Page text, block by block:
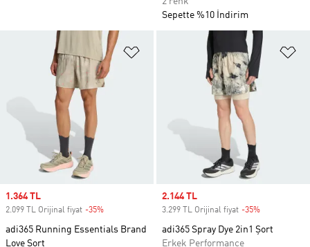
Sepette %10 İndirim
Favori Listesine Ekle
Sale price
1.364 TL
2.099 TL Orijinal fiyat -35%
adi365 Running Essentials Brand
Love Şort
Sale price
2.144 TL
3.299 TL Orijinal fiyat -35%
adi365 Spray Dye 2in1 Şort
Erkek Performance